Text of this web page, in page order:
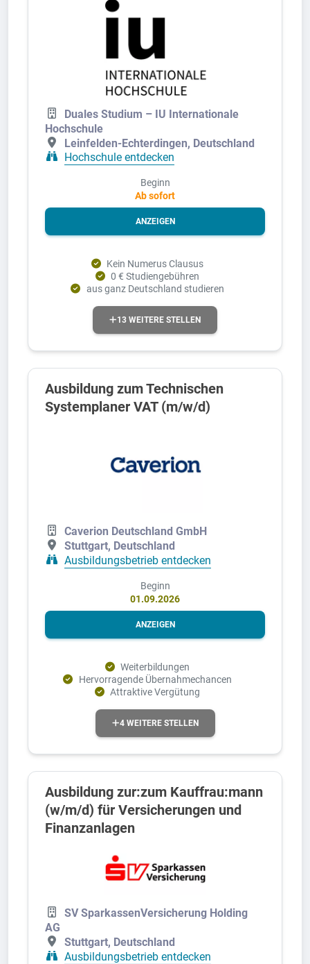
Duales Studium – IU Internationale
Hochschule
Leinfelden-Echterdingen, Deutschland
Hochschule entdecken
Beginn
Ab sofort
ANZEIGEN
Kein Numerus Clausus
0 € Studiengebühren
aus ganz Deutschland studieren
13 WEITERE STELLEN
Ausbildung zum Technischen
Systemplaner VAT (m/w/d)
Caverion Deutschland GmbH
Stuttgart, Deutschland
Ausbildungsbetrieb entdecken
Beginn
01.09.2026
ANZEIGEN
Weiterbildungen
Hervorragende Übernahmechancen
Attraktive Vergütung
4 WEITERE STELLEN
Ausbildung zur:zum Kauffrau:mann
(w/m/d) für Versicherungen und
Finanzanlagen
SV SparkassenVersicherung Holding
AG
Stuttgart, Deutschland
Ausbildungsbetrieb entdecken